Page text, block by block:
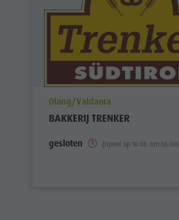
aria.poi_location_prefix
Olang/Valdaora
BAKKERIJ TRENKER
gesloten (Opent op 10.08. om 06:00)